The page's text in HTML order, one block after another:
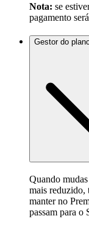
Nota: se
pagamento
Gestor do
Quando
mais reduzido,
manter no
passam para o